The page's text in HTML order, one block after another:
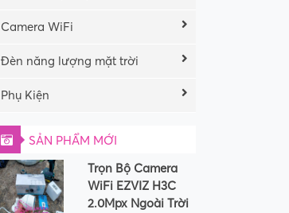
Camera WiFi
Đèn năng lượng mặt trời
Phụ Kiện
SẢN PHẨM MỚI
Trọn Bộ Camera
WiFi EZVIZ H3C
2.0Mpx Ngoài Trời